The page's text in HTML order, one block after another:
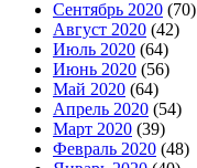
Сентябрь 2020 (70)
Август 2020 (42)
Июль 2020 (64)
Июнь 2020 (56)
Май 2020 (64)
Апрель 2020 (54)
Март 2020 (39)
Февраль 2020 (48)